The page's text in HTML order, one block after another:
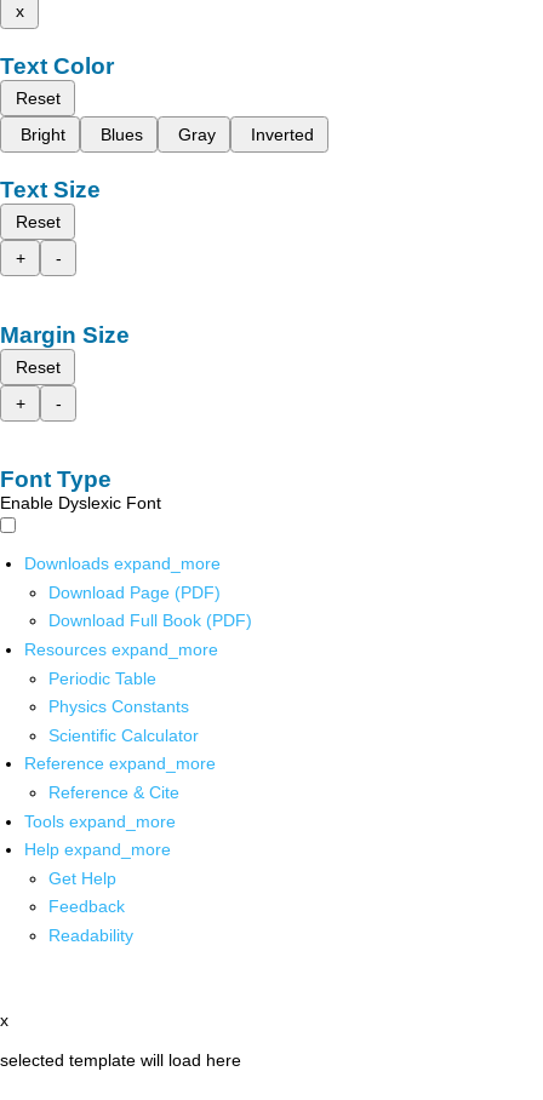
x
Text Color
Reset
Bright
Blues Gray Inverted
Text Size
Reset
+
-
Margin Size
Reset
+
-
Font Type
Enable Dyslexic Font
Downloads expand_more
Download Page (PDF)
Download Full Book (PDF)
Resources expand_more
Periodic Table
Physics Constants
Scientific Calculator
Reference expand_more
Reference & Cite
Tools expand_more
Help expand_more
Get Help
Feedback
Readability
x
selected template will load here